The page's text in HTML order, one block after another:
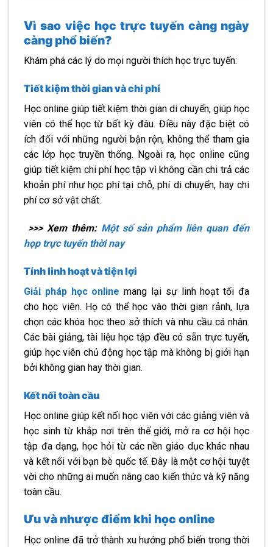
Vì sao việc học trực tuyến càng ngày
càng phổ biến?
Khám phá các lý do mọi người thích học trực tuyến:
Tiết kiệm thời gian và chi phí
Học online giúp tiết kiệm thời gian di chuyển, giúp học
viên có thể học từ bất kỳ đâu. Điều này đặc biệt có
ích đối với những người bận rộn, không thể tham gia
các lớp học truyền thống. Ngoài ra, học online cũng
giúp tiết kiệm chi phí học tập vì không cần chi trả các
khoản phí như học phí tại chỗ, phí di chuyển, hay chi
phí cơ sở vật chất.
>>> Xem thêm:Một số sản phẩm liên quan đến
họp trực tuyến thời nay
Tính linh hoạt và tiện lợi
Giải pháp học online mang lại sự linh hoạt tối đa
cho học viên. Họ có thể học vào thời gian rảnh, lựa
chọn các khóa học theo sở thích và nhu cầu cá nhân.
Các bài giảng, tài liệu học tập đều có sẵn trực tuyến,
giúp học viên chủ động học tập mà không bị giới hạn
bởi không gian hay thời gian.
Kết nối toàn cầu
Học online giúp kết nối học viên với các giảng viên và
học sinh từ khắp nơi trên thế giới, mở ra cơ hội học
tập đa dạng, học hỏi từ các nền giáo dục khác nhau
và kết nối với bạn bè quốc tế. Đây là một cơ hội tuyệt
vời cho những ai muốn nâng cao kiến thức và kỹ năng
toàn cầu.
Ưu và nhược điểm khi học online
Học online đã trở thành xu hướng phổ biến trong thời